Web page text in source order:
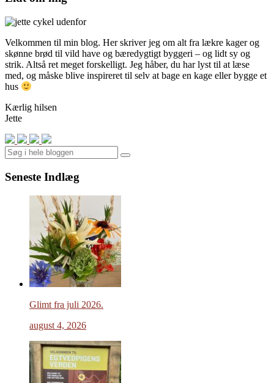
Velkommen til min blog. Her skriver jeg om alt fra lækre kager og
skønne brød til vild have og bæredygtigt byggeri – og lidt sy og
strik. Altså ret meget forskelligt. Jeg håber, du har lyst til at læse
med, og måske blive inspireret til selv at bage en kage eller bygge et
hus
Kærlig hilsen
Jette
Search
Seneste Indlæg
Glimt fra juli 2026.
august 4, 2026